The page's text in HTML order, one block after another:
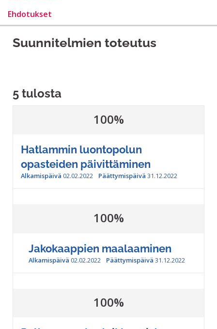
Ehdotukset
Suunnitelmien toteutus
5 tulosta
Hatlammin luontopolun
opasteiden päivittäminen
Alkamispäivä 02.02.2022 Päättymispäivä 31.12.2022
100%
Jakokaappien maalaaminen
Alkamispäivä 02.02.2022 Päättymispäivä 31.12.2022
100%
100%